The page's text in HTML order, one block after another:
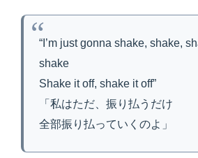
“I’m just gonna shake, shake,
shake
Shake it off, shake it off”
「私はただ、振り払うだけ
全部振り払っていくのよ」